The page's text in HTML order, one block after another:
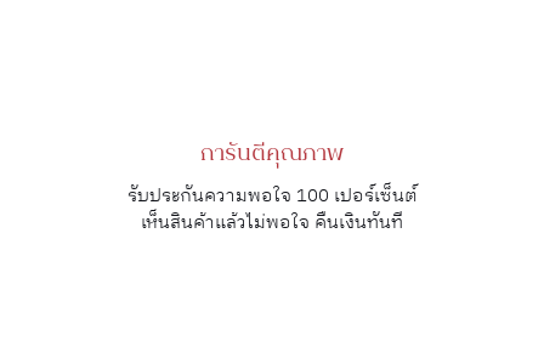
การันตีคุณภาพ
รับประกันความพอใจ 100 เปอร์เซ็นต์
เห็นสินค้าแล้วไม่พอใจ คืนเงินทันที